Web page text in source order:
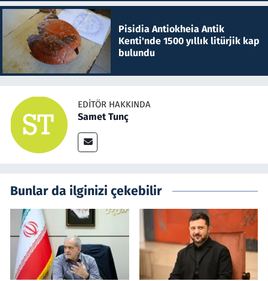
Pisidia Antiokheia Antik
Kenti'nde 1500 yıllık litürjik kap
bulundu
EDITÖR HAKKINDA
Samet Tunç
Bunlar da ilginizi çekebilir